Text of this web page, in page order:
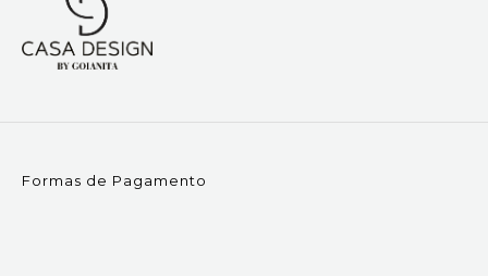
Formas de Pagamento